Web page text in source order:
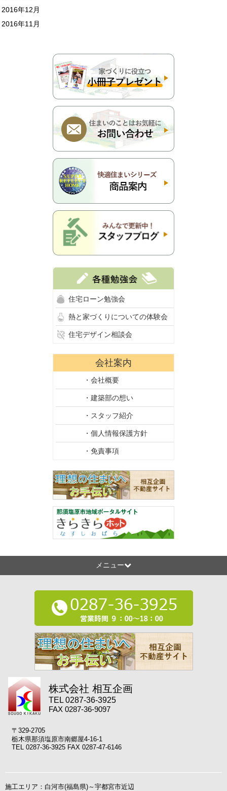
2016年12月
2016年11月
住宅ローン勉強会
熱と家づくりについての体験会
住宅デザイン相談会
会社案内
・会社概要
・建築部の想い
・スタッフ紹介
・個人情報保護方針
・免責事項
メニュー
株式会社 相互企画
TEL 0287-36-3925
FAX 0287-36-9097
〒329-2705
栃木県那須塩原市南郷屋4-16-1
TEL 0287-36-3925 FAX 0287-47-6146
施工エリア：白河市(福島県)～宇都宮市近辺